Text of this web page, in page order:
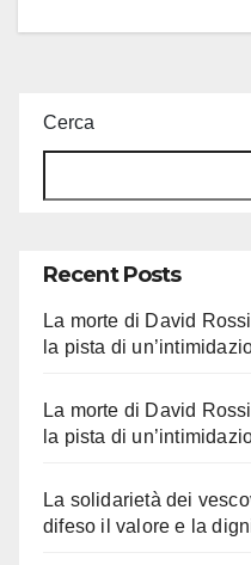
Cerca
Recent Posts
La morte di David
la pista di
La morte di David
la pista di
La solidarietà dei
difeso il valore e la